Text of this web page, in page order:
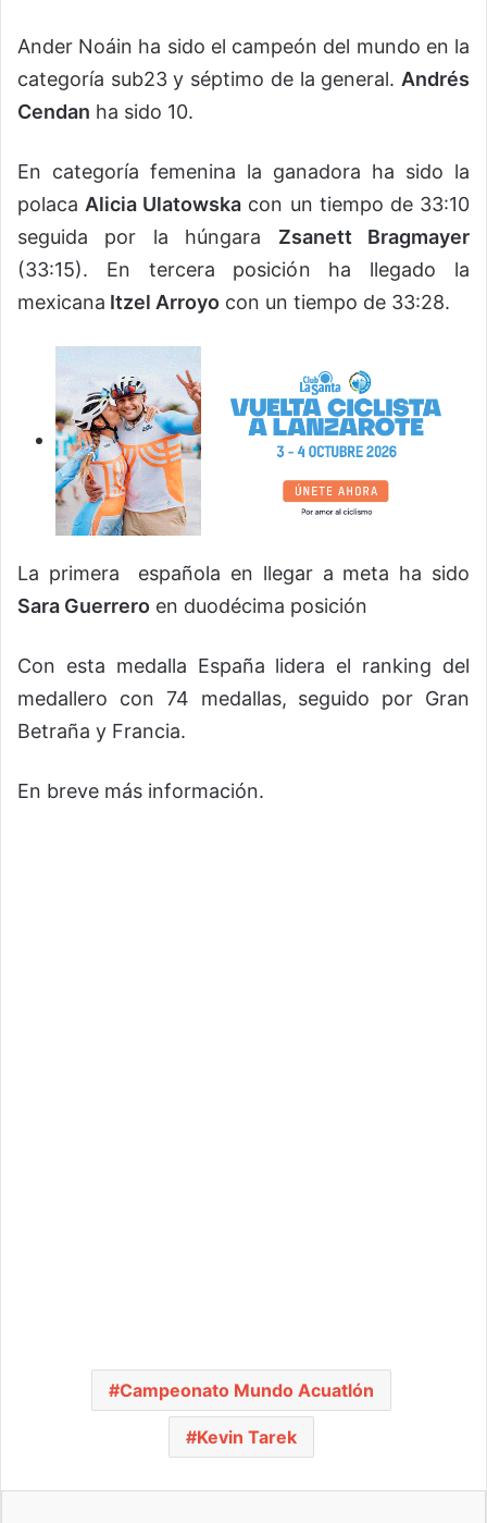
Ander Noáin ha sido el campeón del mundo en la
categoría sub23 y séptimo de la general. Andrés
Cendan ha sido 10.
En categoría femenina la ganadora ha sido la
polaca Alicia Ulatowska con un tiempo de 33:10
seguida por la húngara Zsanett Bragmayer
(33:15). En tercera posición ha llegado la
mexicana Itzel Arroyo con un tiempo de 33:28.
La primera española en llegar a meta ha sido
Sara Guerrero en duodécima posición
Con esta medalla España lidera el ranking del
medallero con 74 medallas, seguido por Gran
Betraña y Francia.
En breve más información.
Campeonato Mundo Acuatlón
Kevin Tarek